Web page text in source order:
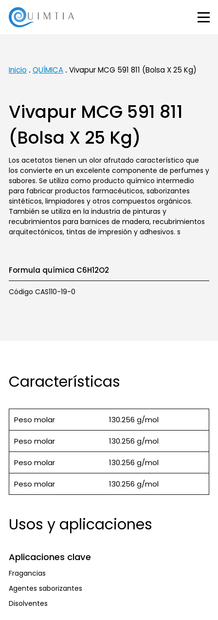
Inicio QUÍMICA Vivapur MCG 591 811 (Bolsa X 25 Kg)
Vivapur MCG 591 811
(Bolsa X 25 Kg)
Los acetatos tienen un olor afrutado característico que
los convierte en un excelente componente de perfumes y
sabores. Se utiliza como producto químico intermedio
para fabricar productos farmacéuticos, saborizantes
sintéticos, limpiadores y otros compuestos orgánicos.
También se utiliza en la industria de pinturas y
recubrimientos para barnices de madera, recubrimientos
arquitectónicos, tintas de impresión y adhesivos. s
Formula química C6H12O2
Código CAS110-19-0
Características
Peso molar 130.256 g/mol
Peso molar 130.256 g/mol
Peso molar 130.256 g/mol
Peso molar 130.256 g/mol
Usos y aplicaciones
Aplicaciones clave
Fragancias
Agentes saborizantes
Disolventes